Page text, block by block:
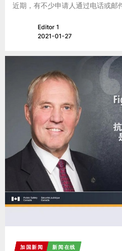
近期，有不少申请人通过电话或邮
Editor 1
2021-01-27
加国新闻 新闻在线